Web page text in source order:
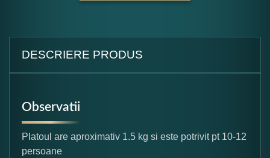
DESCRIERE PRODUS
Observatii
Platoul are aproximativ 1.5 kg si este potrivit pt 10-12
persoane